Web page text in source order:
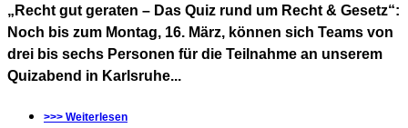
„Recht gut geraten – Das Quiz rund um Recht & Gesetz“:
Noch bis zum Montag, 16. März, können sich Teams von
drei bis sechs Personen für die Teilnahme an unserem
Quizabend in Karlsruhe...
>>> Weiterlesen